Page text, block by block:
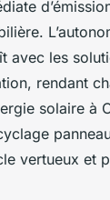
avec les
rendant
solaire à
vertueux et